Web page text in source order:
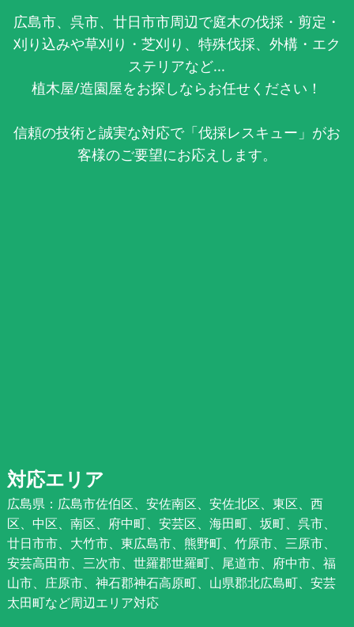
広島市、呉市、廿日市市周辺で庭木の伐採・剪定・
刈り込みや草刈り・芝刈り、特殊伐採、外構・エク
ステリアなど...
植木屋/造園屋をお探しならお任せください！
信頼の技術と誠実な対応で「伐採レスキュー」がお
客様のご要望にお応えします。
対応エリア
広島県：広島市佐伯区、安佐南区、安佐北区、東区、西
区、中区、南区、府中町、安芸区、海田町、坂町、呉市、
廿日市市、大竹市、東広島市、熊野町、竹原市、三原市、
安芸高田市、三次市、世羅郡世羅町、尾道市、府中市、福
山市、庄原市、神石郡神石高原町、山県郡北広島町、安芸
太田町など周辺エリア対応